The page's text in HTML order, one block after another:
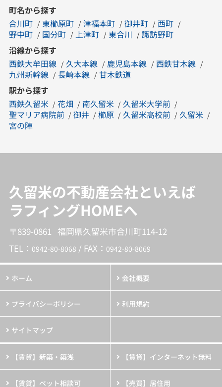
町名から探す
合川町
東櫛原町 津福本町 御井町
西町
野中町
国分町 上津町 東合川
諏訪野町
沿線から探す
西鉄大牟田線
久大本線 鹿児島本線
西鉄甘木線
九州新幹線
長崎本線
甘木鉄道
駅から探す
西鉄久留米
花畑 南久留米
久留米大学前
聖マリア病院前
御井 櫛原 久留米高校前
久留米
宮の陣
久留米の不動産会社といえば
ラフィングHOMEへ
〒839-0861 福岡県久留米市合川町114-12
TEL： 0942-80-8068 / FAX： 0942-80-8069
ホーム 会社概要
プライバシーポリシー 利用規約
サイトマップ
【賃貸】新築・築浅 【賃貸】インターネット無料
【賃貸】ペット相談可 【売買】居住用